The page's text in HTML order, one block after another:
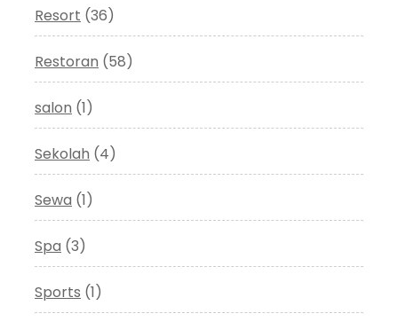
Resort (36)
Restoran (58)
salon (1)
Sekolah (4)
Sewa (1)
Spa (3)
Sports (1)